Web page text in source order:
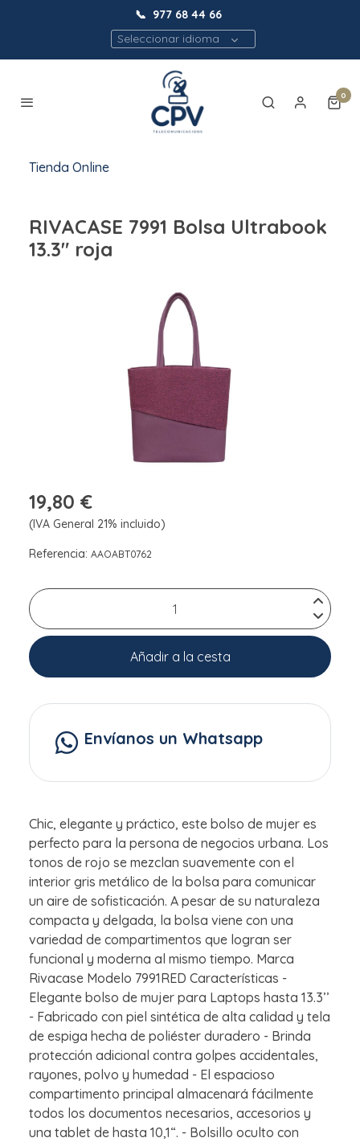
📞 977 68 44 66
Seleccionar idioma
0
Tienda Online
RIVACASE 7991 Bolsa Ultrabook
13.3" roja
19,80 €
(IVA General 21% incluido)
Referencia: AAOABT0762
Añadir a la cesta
Envíanos un Whatsapp
Chic, elegante y práctico, este bolso de mujer es
perfecto para la persona de negocios urbana. Los
tonos de rojo se mezclan suavemente con el
interior gris metálico de la bolsa para comunicar
un aire de sofisticación. A pesar de su naturaleza
compacta y delgada, la bolsa viene con una
variedad de compartimentos que logran ser
funcional y moderna al mismo tiempo. Marca
Rivacase Modelo 7991RED Características -
Elegante bolso de mujer para Laptops hasta 13.3’’
- Fabricado con piel sintética de alta calidad y tela
de espiga hecha de poliéster duradero - Brinda
protección adicional contra golpes accidentales,
rayones, polvo y humedad - El espacioso
compartimento principal almacenará fácilmente
todos los documentos necesarios, accesorios y
una tablet de hasta 10,1“. - Bolsillo oculto con